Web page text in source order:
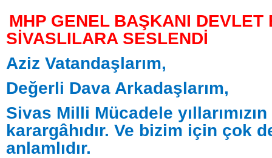
MHP GENEL BAŞKANI DEVLET
SİVASLILARA SESLENDİ
Aziz Vatandaşlarım,
Değerli Dava Arkadaşlarım,
Sivas Milli Mücadele
karargâhıdır. Ve bizim için çok
anlamlıdır.